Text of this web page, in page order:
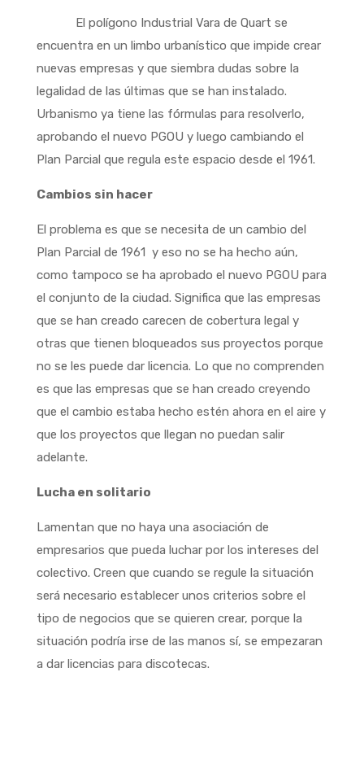
El polígono Industrial Vara de Quart se
encuentra en un limbo urbanístico que impide crear
nuevas empresas y que siembra dudas sobre la
legalidad de las últimas que se han instalado.
Urbanismo ya tiene las fórmulas para resolverlo,
aprobando el nuevo PGOU y luego cambiando el
Plan Parcial que regula este espacio desde el 1961.
Cambios sin hacer
El problema es que se necesita de un cambio del
Plan Parcial de 1961 y eso no se ha hecho aún,
como tampoco se ha aprobado el nuevo PGOU para
el conjunto de la ciudad. Significa que las empresas
que se han creado carecen de cobertura legal y
otras que tienen bloqueados sus proyectos porque
no se les puede dar licencia. Lo que no comprenden
es que las empresas que se han creado creyendo
que el cambio estaba hecho estén ahora en el aire y
que los proyectos que llegan no puedan salir
adelante.
Lucha en solitario
Lamentan que no haya una asociación de
empresarios que pueda luchar por los intereses del
colectivo. Creen que cuando se regule la situación
será necesario establecer unos criterios sobre el
tipo de negocios que se quieren crear, porque la
situación podría irse de las manos sí, se empezaran
a dar licencias para discotecas.